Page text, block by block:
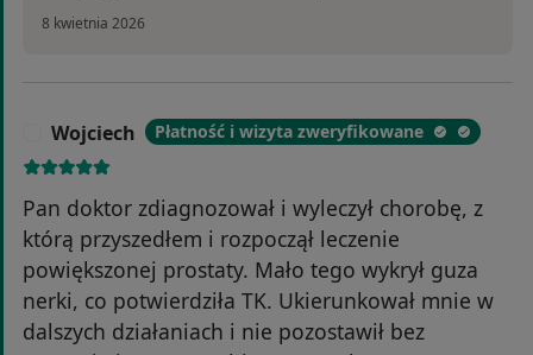
8 kwietnia 2026
Wojciech Płatność i wizyta zweryfikowane
Pan doktor zdiagnozował i wyleczył chorobę, z
którą przyszedłem i rozpoczął leczenie
powiększonej prostaty. Mało tego wykrył guza
nerki, co potwierdziła TK. Ukierunkował mnie w
dalszych działaniach i nie pozostawił bez